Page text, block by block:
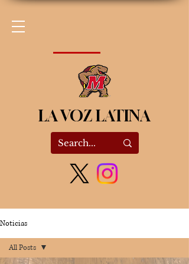
LA VOZ LATINA
Noticias
All Posts